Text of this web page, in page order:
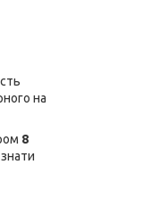
на
8